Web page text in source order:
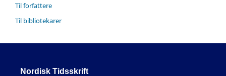
Til forfattere
Til bibliotekarer
Nordisk Tidsskrift